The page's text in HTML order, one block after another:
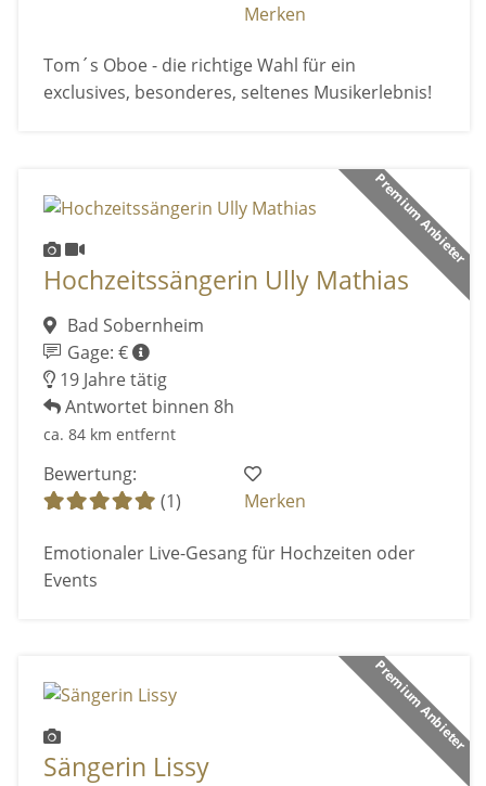
Merken
Tom´s Oboe - die richtige Wahl für ein
exclusives, besonderes, seltenes Musikerlebnis!
Premium Anbieter
Hochzeitssängerin Ully Mathias
Bad Sobernheim
Gage: €
19 Jahre tätig
Antwortet binnen 8h
ca. 84 km entfernt
Bewertung:
(1)
Merken
Emotionaler Live-Gesang für Hochzeiten oder
Events
Premium Anbieter
Sängerin Lissy